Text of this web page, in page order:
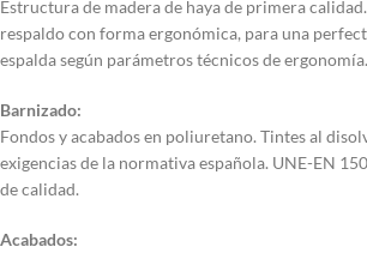
Estructura de madera de haya de primera
respaldo con forma ergonómica, para una
espalda según parámetros técnicos de ergonomía.
Barnizado:
Fondos y acabados en poliuretano. Tintes al
exigencias de la normativa española. UNE-EN
de calidad.
Acabados: